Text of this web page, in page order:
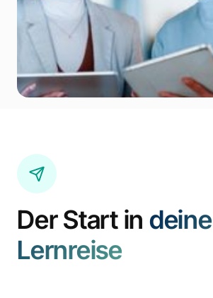
Der Start in deine
Lernreise